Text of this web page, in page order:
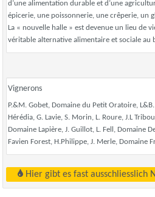
d’une alimentation durable et d’une
épicerie, une poissonnerie, une crêperie, un
La « nouvelle halle » est devenue un lieu de
véritable alternative alimentaire et sociale au
Vignerons
P.&M. Gobet, Domaine du Petit Oratoire,
Hérédia, G. Lavie, S. Morin, L. Roure, J.L
Domaine Lapière, J. Guillot, L. Fell, Domaine
Favien Forest, H.Philippe, J. Merle, Domaine
Hier gibt es fast ausschliesslich